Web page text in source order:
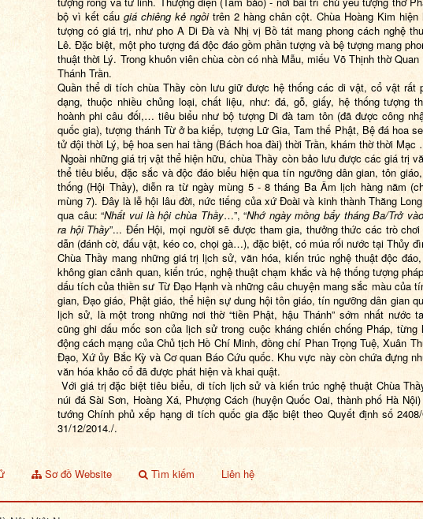
bộ vì kết cấu giá chiêng kẻ ngồitrên 2 hàng chân cột. Chùa Hoàng Kim hiện
tượng có giá trị, như pho A Di Đà và Nhị vị Bồ tát mang phong cách nghệ
Lê. Đặc biệt, một pho tượng đá độc đáo gồm phần tượng và bệ tượng mang
thuật thời Lý. Trong khuôn viên chùa còn có nhà Mẫu, miếu Võ Thịnh thờ
Thánh Trần.
Quần thể di tích chùa Thầy còn lưu giữ được hệ thống các di vật, cổ vật rất
dạng, thuộc nhiều chủng loại, chất liệu, như: đá, gỗ, giấy, hệ thống tượng
hoành phi câu đối,… tiêu biểu như bộ tượng Di đà tam tôn (đã được công
quốc gia), tượng thánh Từ ở ba kiếp, tượng Lữ Gia, Tam thế Phật, Bệ đá hoa
tử đội thời Lý, bệ hoa sen hai tầng (Bách hoa đài) thời Trần, khám thờ thời Mạc
Ngoài những giá trị vật thể hiện hữu, chùa Thầy còn bảo lưu được các giá trị
thể tiêu biểu, đặc sắc và độc đáo biểu hiện qua tín ngưỡng dân gian, tôn
thống (Hội Thầy), diễn ra từ ngày mùng 5 - 8 tháng Ba Âm lịch hàng năm
mùng 7). Đây là lễ hội lâu đời, nức tiếng của xứ Đoài và kinh thành Thăng
qua câu: “Nhất vui là hội chùa Thầy…”, “Nhớ ngày mồng bẩy thángBa/Trở
ra hội Thầy”... Đến Hội, mọi người sẽ được tham gia, thưởng thức các trò chơi
dẫn (đánh cờ, đấu vật, kéo co, chọi gà…), đặc biệt, có múa rối nước tại Thủy
Chùa Thầy mang những giá trị lịch sử, văn hóa, kiến trúc nghệ thuật độc
không gian cảnh quan, kiến trúc, nghệ thuật chạm khắc và hệ thống tượng
dấu tích của thiền sư Từ Đạo Hạnh và những câu chuyện mang sắc màu của
gian, Đạo giáo, Phật giáo, thể hiện sự dung hội tôn giáo, tín ngưỡng dân gian
lịch sử, là một trong những nơi thờ “tiền Phật, hậu Thánh” sớm nhất nước
cũng ghi dấu mốc son của lịch sử trong cuộc kháng chiến chống Pháp, từng
động cách mạng của Chủ tịch Hồ Chí Minh, đồng chí Phan Trọng Tuệ, Xuân
Đạo, Xứ ủy Bắc Kỳ và Cơ quan Báo Cứu quốc. Khu vực này còn chứa đựng
văn hóa khảo cổ đã được phát hiện và khai quật.
Với giá trị đặc biệt tiêu biểu, di tích lịch sử và kiến trúc nghệ thuật Chùa
núi đá Sài Sơn, Hoàng Xá, Phượng Cách (huyện Quốc Oai, thành phố Hà
tướng Chính phủ xếp hạng di tích quốc gia đặc biệt theo Quyết định số
31/12/2014./.
Sơ đồ Website Tìm kiếm Liên hệ